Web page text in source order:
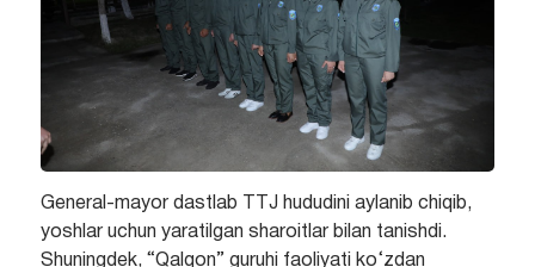
General-mayor dastlab TTJ hududini aylanib chiqib,
yoshlar uchun yaratilgan sharoitlar bilan tanishdi.
Shuningdek, “Qalqon” guruhi faoliyati ko‘zdan